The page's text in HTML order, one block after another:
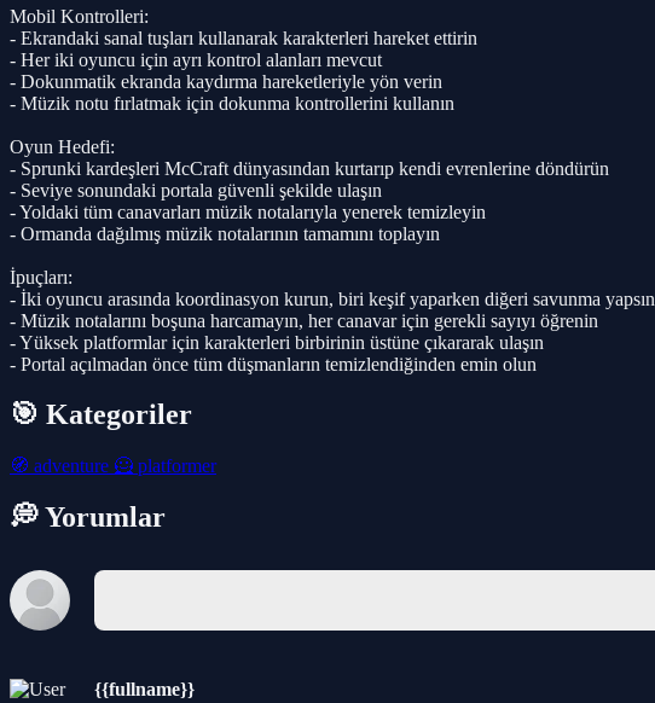
Mobil Kontrolleri:
- Ekrandaki sanal tuşları kullanarak karakterleri hareket ettirin
- Her iki oyuncu için ayrı kontrol alanları mevcut
- Dokunmatik ekranda kaydırma hareketleriyle yön verin
- Müzik notu fırlatmak için dokunma kontrollerini kullanın
Oyun Hedefi:
- Sprunki kardeşleri McCraft dünyasından kurtarıp kendi evrenlerine döndürün
- Seviye sonundaki portala güvenli şekilde ulaşın
- Yoldaki tüm canavarları müzik notalarıyla yenerek temizleyin
- Ormanda dağılmış müzik notalarının tamamını toplayın
İpuçları:
- İki oyuncu arasında koordinasyon kurun, biri keşif yaparken diğeri savunma yapsın
- Müzik notalarını boşuna harcamayın, her canavar için gerekli sayıyı öğrenin
- Yüksek platformlar için karakterleri birbirinin üstüne çıkararak ulaşın
- Portal açılmadan önce tüm düşmanların temizlendiğinden emin olun
🎯 Kategoriler
🧭 adventure 🦸 platformer
💭 Yorumlar
{{fullname}}